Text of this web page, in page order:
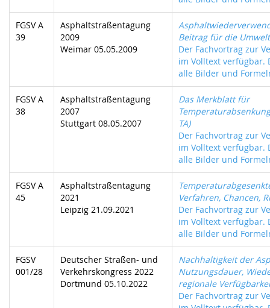
FGSV A
39
Asphaltstraßentagung
2009
Weimar 05.05.2009
Beitrag für die Umwelt
Der Fachvortrag zur
im Volltext verfügbar.
alle Bilder und
FGSV A
38
Asphaltstraßentagung
2007
Stuttgart 08.05.2007
Das Merkblatt für
TA)
Der Fachvortrag zur
im Volltext verfügbar.
alle Bilder und
FGSV A
45
Asphaltstraßentagung
2021
Leipzig 21.09.2021
Verfahren, Chancen,
Der Fachvortrag zur
im Volltext verfügbar.
alle Bilder und
FGSV
001/28
Deutscher Straßen- und
Verkehrskongress 2022
Dortmund 05.10.2022
Nachhaltigkeit der
Nutzungsdauer,
regionale
Der Fachvortrag zur